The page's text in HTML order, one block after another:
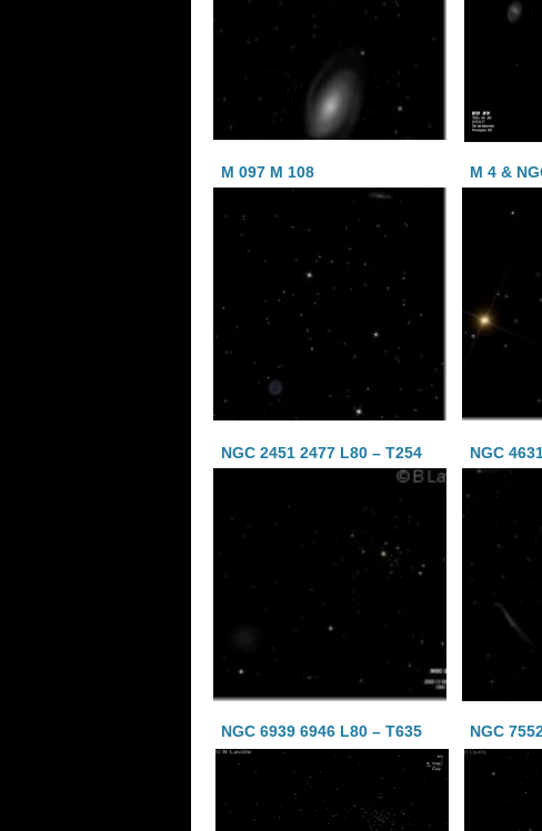
M 097 M 108 M 4 &
NGC 2451 2477 L80 – T254 NGC
NGC 6939 6946 L80 – T635 NGC